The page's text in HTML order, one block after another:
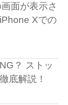
面が表示さ
Xでの
？ ストッ
底解説！